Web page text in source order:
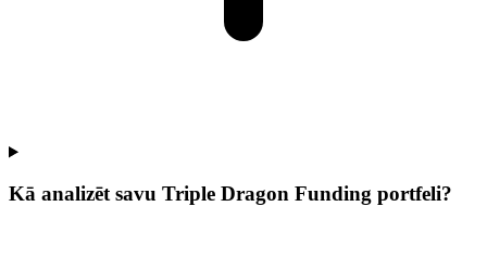
Kā analizēt savu Triple Dragon Funding portfeli?